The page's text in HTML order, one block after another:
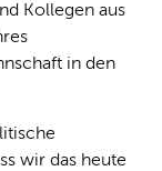
Kollegen aus
in den
wir das heute